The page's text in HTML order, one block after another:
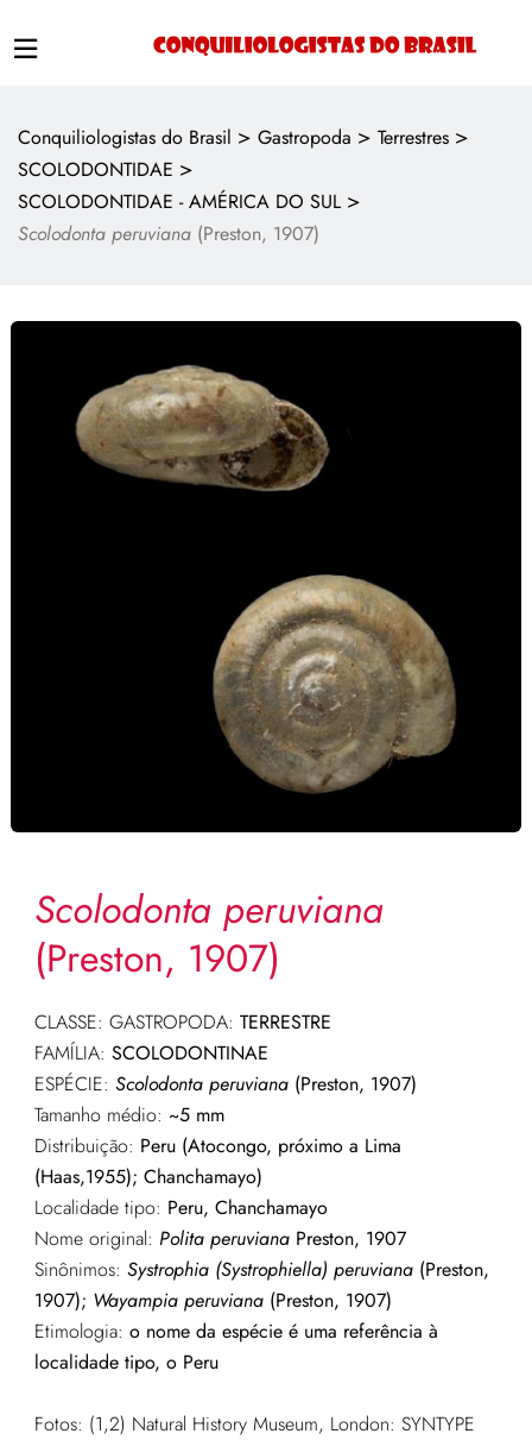
Conquiliologistas do Brasil > Gastropoda > Terrestres >
SCOLODONTIDAE >
SCOLODONTIDAE - AMÉRICA DO SUL >
Scolodonta peruviana (Preston, 1907)
Scolodonta peruviana
(Preston, 1907)
CLASSE: GASTROPODA: TERRESTRE
FAMÍLIA: SCOLODONTINAE
ESPÉCIE: Scolodonta peruviana(Preston, 1907)
Tamanho médio: ~5 mm
Distribuição: Peru (Atocongo, próximo a Lima
(Haas,1955); Chanchamayo)
Localidade tipo: Peru, Chanchamayo
Nome original: Polita peruvianaPreston, 1907
Sinônimos: Systrophia (Systrophiella) peruviana(Preston,
1907); Wayampia peruviana(Preston, 1907)
Etimologia: o nome da espécie é uma referência à
localidade tipo, o Peru
Fotos: (1,2) Natural History Museum, London: SYNTYPE